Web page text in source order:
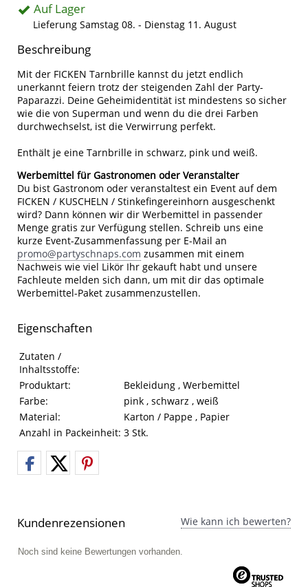
Auf Lager
Lieferung Samstag 08. - Dienstag 11. August
Beschreibung
Mit der FICKEN Tarnbrille kannst du jetzt endlich
unerkannt feiern trotz der steigenden Zahl der Party-
Paparazzi. Deine Geheimidentität ist mindestens so sicher
wie die von Superman und wenn du die drei Farben
durchwechselst, ist die Verwirrung perfekt.
Enthält je eine Tarnbrille in schwarz, pink und weiß.
Werbemittel für Gastronomen oder Veranstalter
Du bist Gastronom oder veranstaltest ein Event auf dem
FICKEN / KUSCHELN / Stinkefingereinhorn ausgeschenkt
wird? Dann können wir dir Werbemittel in passender
Menge gratis zur Verfügung stellen. Schreib uns eine
kurze Event-Zusammenfassung per E-Mail an
promo@partyschnaps.com zusammen mit einem
Nachweis wie viel Likör Ihr gekauft habt und unsere
Fachleute melden sich dann, um mit dir das optimale
Werbemittel-Paket zusammenzustellen.
Eigenschaften
Eigenschaften des Produkts
Eigenschaft
Zutaten /
Inhaltsstoffe:
Produktart:
Bekleidung , Werbemittel
Farbe:
pink , schwarz , weiß
Material:
Karton / Pappe , Papier
Anzahl in Packeinheit: 3 Stk.
Kundenrezensionen Wie kann ich bewerten?
Noch sind keine Bewertungen vorhanden.